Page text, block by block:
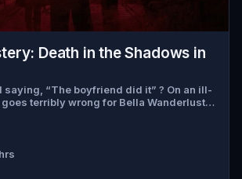
Death in the Shadows in
saying, “The boyfriend did it” ? On an ill-
terribly wrong for Bella Wanderlust
. Bella, a famous travel blogger, was
a ghost tour led by the theatrical Percy
boyfriend? Percy, the ghost tour